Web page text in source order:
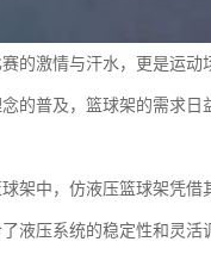
的激情与汗水，更是运动
的普及，篮球架的需求
架中，仿液压篮球架凭借
液压系统的稳定性和灵活